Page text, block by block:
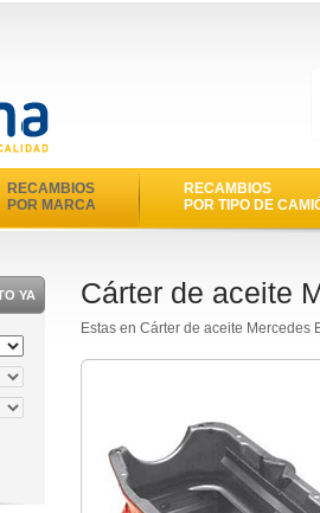
RECAMBIOS
POR MARCA
RECAMBIOS
POR TIPO DE
YA Cárter de aceite
Estas en Cárter de aceite Mercedes